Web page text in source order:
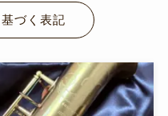
づく表記